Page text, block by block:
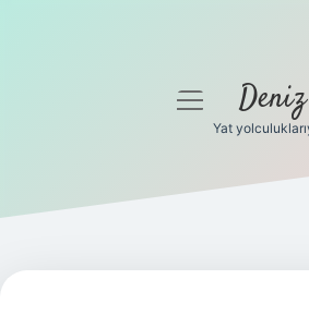
Gizlilik Politikası
Yasal Uyarı
menüyü
Yat